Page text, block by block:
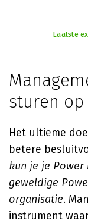
Laatste
sturen
Het ultieme
betere
kun je je Power
geweldige
organisatie.
instrument